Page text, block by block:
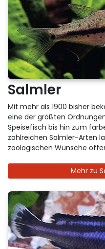
Salmler
Mit mehr als 1900 bisher
eine der größten
Speisefisch bis hin zum
zahlreichen Salmler-Arten
zoologischen Wünsche
Mehr zu